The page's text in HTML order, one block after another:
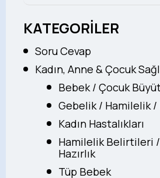
KATEGORİLER
Soru Cevap
Kadın, Anne & Çocuk
Bebek / Çocuk
Gebelik / Hamilelik /
Kadın Hastalıkları
Hamilelik Belirtileri
Hazırlık
Tüp Bebek